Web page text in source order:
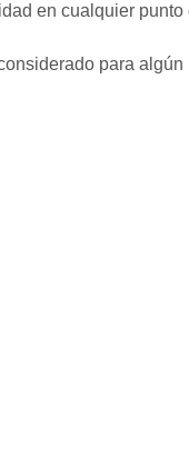
en cualquier punto
para